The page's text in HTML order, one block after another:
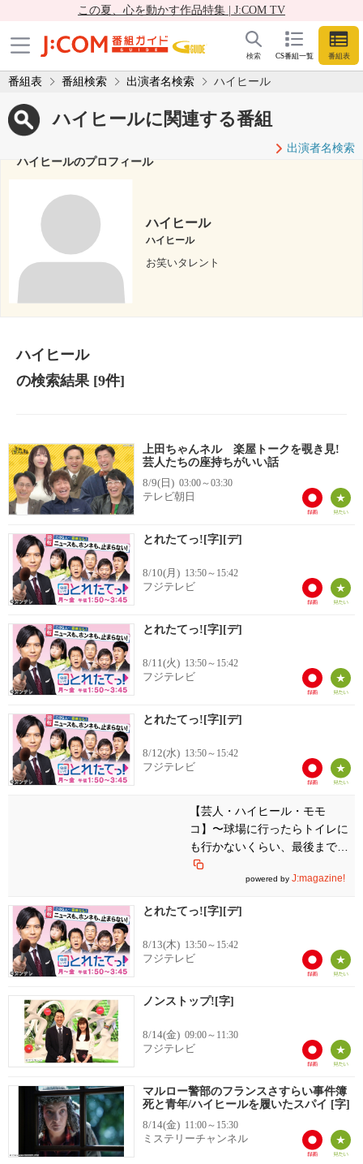
この夏、心を動かす作品特集 | J:COM TV
CS番組一覧 番組表
検索
番組表 番組検索 出演者名検索 ハイヒール
ハイヒールに関連する番組
出演者名検索
ハイヒールのプロフィール
ハイヒール
ハイヒール
お笑いタレント
ハイヒール
の検索結果[9件]
上田ちゃんネル 楽屋トークを覗き見!
芸人たちの座持ちがいい話
8/9(日) 03:00～03:30
テレビ朝日
とれたてっ![字][デ]
8/10(月) 13:50～15:42
フジテレビ
とれたてっ![字][デ]
8/11(火) 13:50～15:42
フジテレビ
とれたてっ![字][デ]
8/12(水) 13:50～15:42
フジテレビ
【芸人・ハイヒール・モモ
コ】〜球場に行ったらトイレに
も行かないくらい、最後までず
っと席から離れないで試合に集
中しています。第九回 プロ野
ファローズ編
powered by J:magazine!
とれたてっ![字][デ]
8/13(木) 13:50～15:42
フジテレビ
ノンストップ![字]
8/14(金) 09:00～11:30
フジテレビ
マルロー警部のフランスさすらい事件簿
死と青年/ハイヒールを履いたスパイ [字]
8/14(金) 11:00～15:30
ミステリーチャンネル